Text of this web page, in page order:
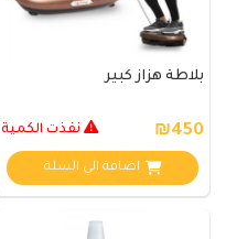
بلاطة هزاز كبير
₪450 نفذت الكمية
اضافة الي السلة